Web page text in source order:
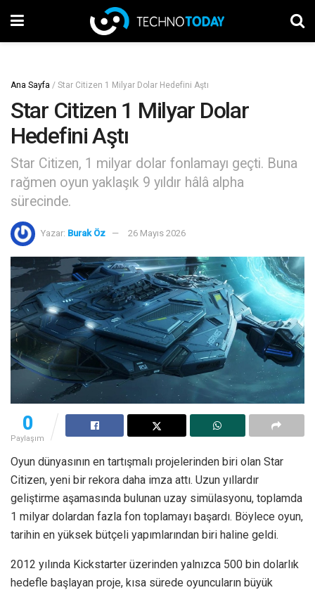
Ana Sayfa / Star Citizen 1 Milyar Dolar Hedefini Aştı
Star Citizen 1 Milyar Dolar
Hedefini Aştı
Star Citizen, 1 milyar dolar fonlamayı geçti. Buna
rağmen oyun yaklaşık 9 yıldır hâlâ alpha
sürecinde.
Yazar: Burak Öz 26 Mayıs 2026
0
Paylaşım
Oyun dünyasının en tartışmalı projelerinden biri olan Star
Citizen, yeni bir rekora daha imza attı. Uzun yıllardır
geliştirme aşamasında bulunan uzay simülasyonu, toplamda
1 milyar dolardan fazla fon toplamayı başardı. Böylece oyun,
tarihin en yüksek bütçeli yapımlarından biri haline geldi.
2012 yılında Kickstarter üzerinden yalnızca 500 bin dolarlık
hedefle başlayan proje, kısa sürede oyuncuların büyük